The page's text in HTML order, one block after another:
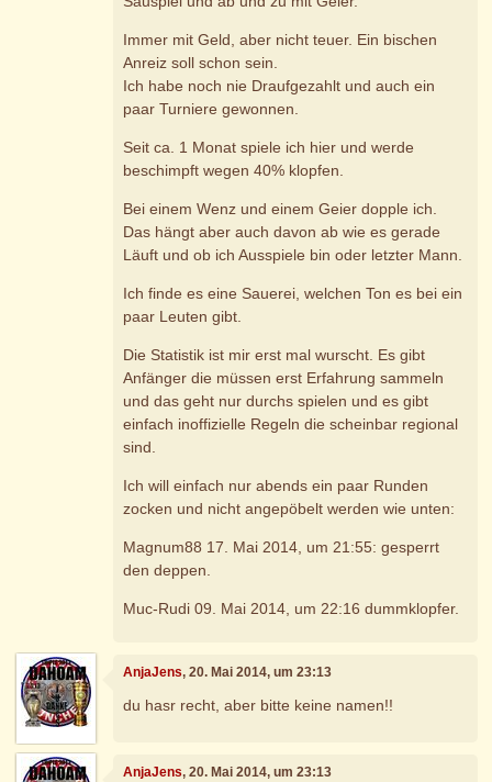
Immer mit Geld, aber nicht teuer. Ein bischen
Anreiz soll schon sein.
Ich habe noch nie Draufgezahlt und auch ein
paar Turniere gewonnen.
Seit ca. 1 Monat spiele ich hier und werde
beschimpft wegen 40% klopfen.
Bei einem Wenz und einem Geier dopple ich.
Das hängt aber auch davon ab wie es gerade
Läuft und ob ich Ausspiele bin oder letzter Mann.
Ich finde es eine Sauerei, welchen Ton es bei ein
paar Leuten gibt.
Die Statistik ist mir erst mal wurscht. Es gibt
Anfänger die müssen erst Erfahrung sammeln
und das geht nur durchs spielen und es gibt
einfach inoffizielle Regeln die scheinbar regional
sind.
Ich will einfach nur abends ein paar Runden
zocken und nicht angepöbelt werden wie unten:
Magnum88 17. Mai 2014, um 21:55: gesperrt
den deppen.
Muc-Rudi 09. Mai 2014, um 22:16 dummklopfer.
AnjaJens, 20. Mai 2014, um 23:13
du hasr recht, aber bitte keine namen!!
AnjaJens, 20. Mai 2014, um 23:13